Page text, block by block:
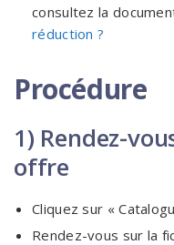
consultez la
réduction ?
Procédure
1) Rendez-
offre
Cliquez sur «
Rendez-vous sur la